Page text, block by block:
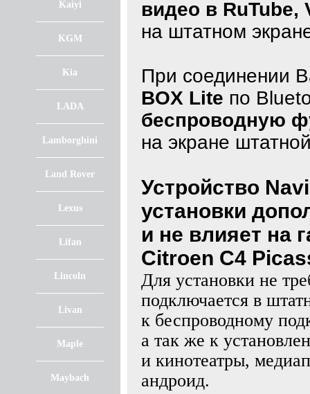
Kaiyi
KGM
Kia
LADA
Lamborghini
Land Rover
Lexus
Lifan
Lincoln
Livan
Maple
Maybach
видео в RuTube,
на штатном
При соединении
BOX Lite по
беспроводную
на экране
Устройство
установки
и не влияет на
Citroen C4
Для установки не
подключается в
к беспроводному
а так же к
и кинотеатры,
андроид.